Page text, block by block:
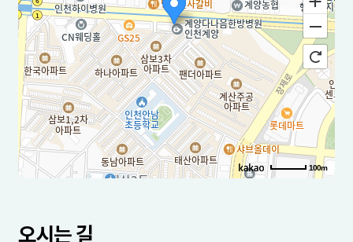
100m
주소
오시는 길